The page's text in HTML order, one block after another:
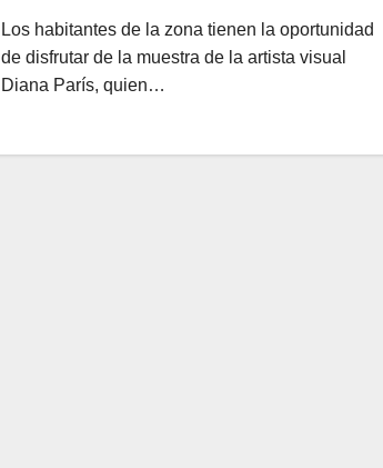
Los habitantes de la zona tienen la oportunidad
de disfrutar de la muestra de la artista visual
Diana París, quien…